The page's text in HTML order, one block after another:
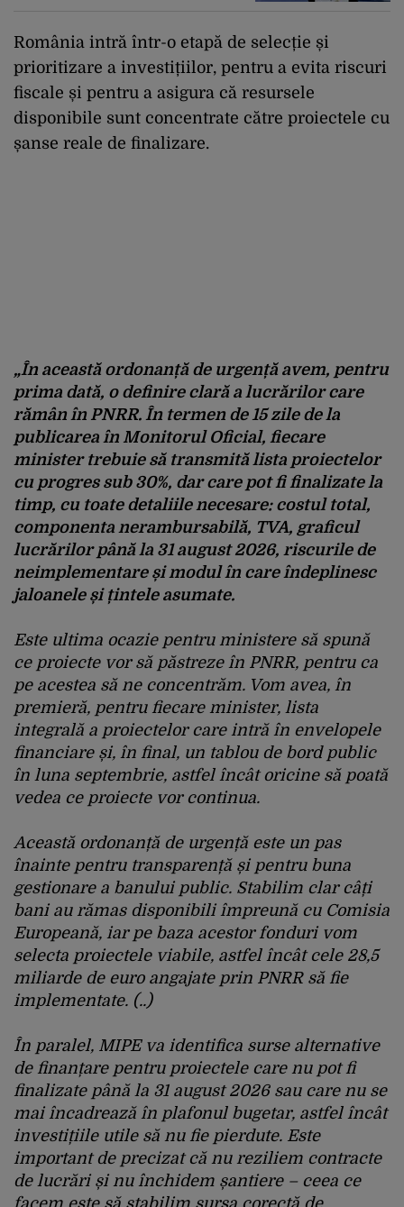
România intră într-o etapă de selecție și
prioritizare a investițiilor, pentru a evita riscuri
fiscale și pentru a asigura că resursele
disponibile sunt concentrate către proiectele cu
șanse reale de finalizare.
„În această ordonanță de urgență avem, pentru
prima dată, o definire clară a lucrărilor care
rămân în PNRR. În termen de 15 zile de la
publicarea în Monitorul Oficial, fiecare
minister trebuie să transmită lista proiectelor
cu progres sub 30%, dar care pot fi finalizate la
timp, cu toate detaliile necesare: costul total,
componenta nerambursabilă, TVA, graficul
lucrărilor până la 31 august 2026, riscurile de
neimplementare și modul în care îndeplinesc
jaloanele și țintele asumate.
Este ultima ocazie pentru ministere să spună
ce proiecte vor să păstreze în PNRR, pentru ca
pe acestea să ne concentrăm. Vom avea, în
premieră, pentru fiecare minister, lista
integrală a proiectelor care intră în envelopele
financiare și, în final, un tablou de bord public
în luna septembrie, astfel încât oricine să poată
vedea ce proiecte vor continua.
Această ordonanță de urgență este un pas
înainte pentru transparență și pentru buna
gestionare a banului public. Stabilim clar câți
bani au rămas disponibili împreună cu Comisia
Europeană, iar pe baza acestor fonduri vom
selecta proiectele viabile, astfel încât cele 28,5
miliarde de euro angajate prin PNRR să fie
implementate. (..)
În paralel, MIPE va identifica surse alternative
de finanțare pentru proiectele care nu pot fi
finalizate până la 31 august 2026 sau care nu se
mai încadrează în plafonul bugetar, astfel încât
investițiile utile să nu fie pierdute. Este
important de precizat că nu reziliem contracte
de lucrări și nu închidem șantiere – ceea ce
facem este să stabilim sursa corectă de